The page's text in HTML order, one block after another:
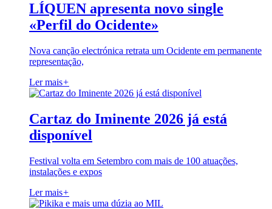
LÍQUEN apresenta novo single
«Perfil do Ocidente»
Nova canção electrónica retrata um Ocidente em permanente
representação,
Ler mais+
Cartaz do Iminente 2026 já está
disponível
Festival volta em Setembro com mais de 100 atuações,
instalações e expos
Ler mais+